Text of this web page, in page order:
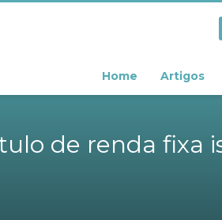
Home Artigos
de renda fixa